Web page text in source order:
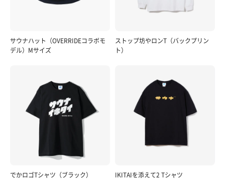
サウナハット（OVERRIDEコラボモ
デル）Mサイズ
ストップ坊やロンT（バックプリン
ト）
でかロゴTシャツ（ブラック） IKITAIを添えて2 Tシャツ